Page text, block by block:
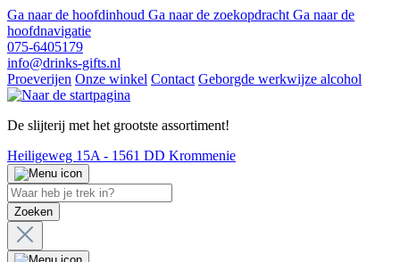
Ga naar de hoofdinhoud Ga naar de zoekopdracht Ga naar de
hoofdnavigatie
075-6405179
info@drinks-gifts.nl
Proeverijen Onze winkel Contact Geborgde werkwijze alcohol
De slijterij met het grootste assortiment!
Heiligeweg 15A - 1561 DD Krommenie
Zoeken